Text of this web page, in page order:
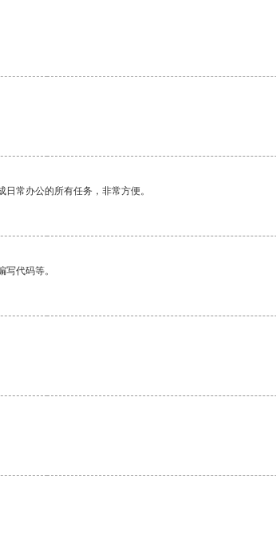
常办公的所有任务，非常方便。
代码等。